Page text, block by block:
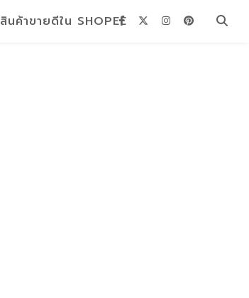
สินค้าขายดีใน SHOPEE